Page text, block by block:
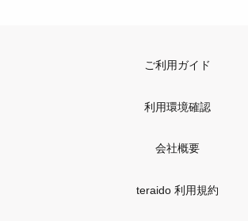
ご利用ガイド
利用環境確認
会社概要
teraido 利用規約